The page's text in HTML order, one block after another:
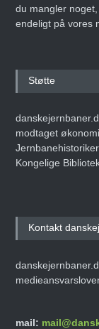
du mangler
endeligt på vores
Støtte
modtaget
Kongelige
Kontakt
mail: